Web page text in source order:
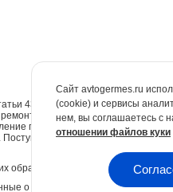
437 Гражданского кодекса
и запасных частях
по электронной почте не
обращения будут
обработки.
Политика
о предыдущих посещениях Вами
Сайт avtogermes.ru
(cookie) и сервисы
нем, вы соглашаетесь с
отношении файлов куки